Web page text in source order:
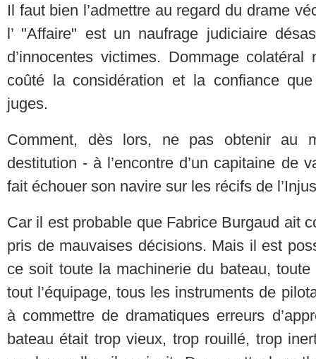
Il faut bien l’admettre au regard du drame
l’ "Affaire" est un naufrage judiciaire
d’innocentes victimes. Dommage
coûté la considération et la confiance
juges.
Comment, dès lors, ne pas obtenir au
destitution - à l’encontre d’un capitaine de
fait échouer son navire sur les récifs de
Car il est probable que Fabrice Burgaud ait
pris de mauvaises décisions. Mais il est
ce soit toute la machinerie du bateau,
tout l’équipage, tous les instruments de
à commettre de dramatiques erreurs
bateau était trop vieux, trop rouillé, trop